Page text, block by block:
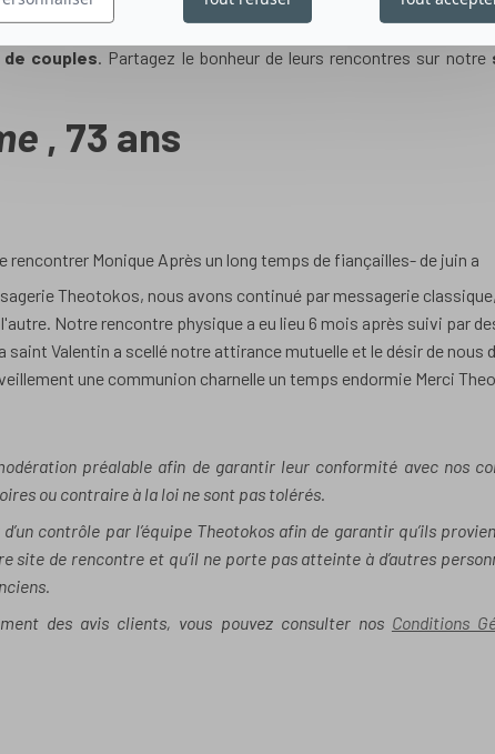
couples . Partagez le bonheur de leurs rencontres sur notre
, 73 ans
Monique Après un long temps de fiançailles- de juin a
Theotokos, nous avons continué par messagerie
Notre rencontre physique a eu lieu 6 mois après suivi par
Valentin a scellé notre attirance mutuelle et le désir de nous
une communion charnelle un temps endormie Merci
préalable afin de garantir leur conformité avec nos
ou contraire à la loi ne sont pas tolérés.
contrôle par l’équipe Theotokos afin de garantir qu’ils
de rencontre et qu’il ne porte pas atteinte à d’autres
des avis clients, vous pouvez consulter nos Conditions